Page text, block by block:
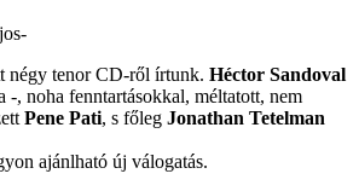
négy tenor CD-ről írtunk. Héctor Sandoval
-, noha fenntartásokkal, méltatott, nem
Pene Pati, s főleg Jonathan Tetelman
ajánlható új válogatás.